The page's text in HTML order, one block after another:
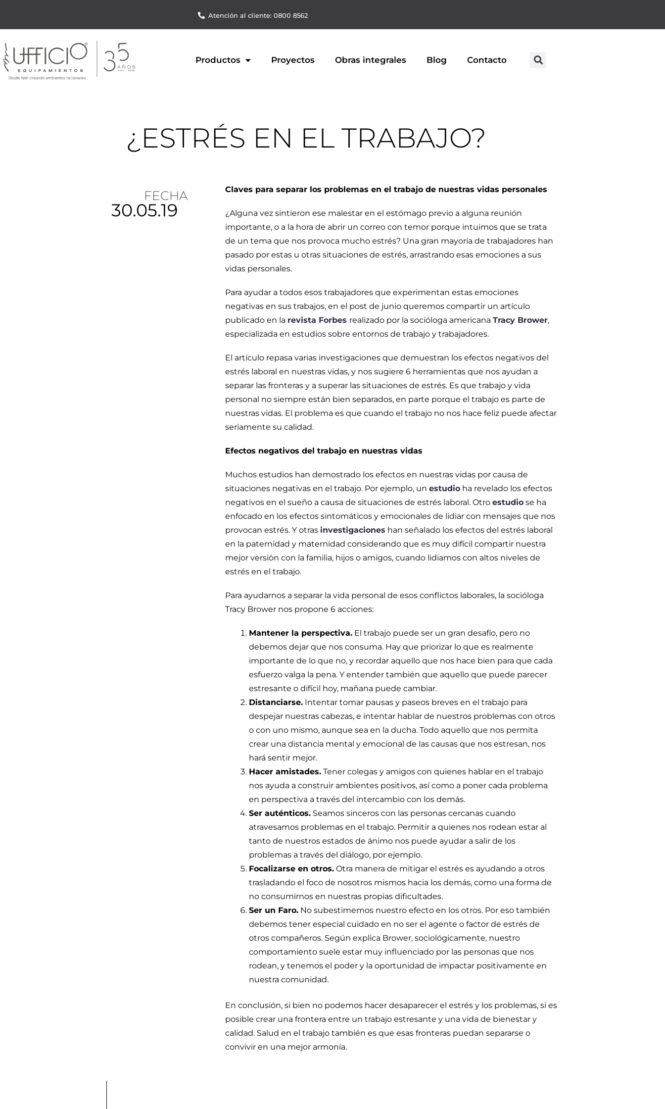
Atención al cliente: 0800 8562
Productos Proyectos Obras integrales Blog Contacto
¿ESTRÉS EN EL TRABAJO?
FECHA
30.05.19
Claves para separar los problemas en el trabajo de nuestras vidas personales
¿Alguna vez sintieron ese malestar en el estómago previo a alguna reunión
importante, o a la hora de abrir un correo con temor porque intuimos que se trata
de un tema que nos provoca mucho estrés? Una gran mayoría de trabajadores han
pasado por estas u otras situaciones de estrés, arrastrando esas emociones a sus
vidas personales.
Para ayudar a todos esos trabajadores que experimentan estas emociones
negativas en sus trabajos, en el post de junio queremos compartir un artículo
publicado en la revista Forbes realizado por la socióloga americanaTracy Brower,
especializada en estudios sobre entornos de trabajo y trabajadores.
El artículo repasa varias investigaciones que demuestran los efectos negativos del
estrés laboral en nuestras vidas, y nos sugiere 6 herramientas que nos ayudan a
separar las fronteras y a superar las situaciones de estrés. Es que trabajo y vida
personal no siempre están bien separados, en parte porque el trabajo es parte de
nuestras vidas. El problema es que cuando el trabajo no nos hace feliz puede afectar
seriamente su calidad.
Efectos negativos del trabajo en nuestras vidas
Muchos estudios han demostrado los efectos en nuestras vidas por causa de
situaciones negativas en el trabajo. Por ejemplo, unestudio ha revelado los efectos
negativos en el sueño a causa de situaciones de estrés laboral. Otroestudio se ha
enfocado en los efectos sintomáticos y emocionales de lidiar con mensajes que nos
provocan estrés. Y otras investigaciones han señalado los efectos del estrés laboral
en la paternidad y maternidad considerando que es muy difícil compartir nuestra
mejor versión con la familia, hijos o amigos, cuando lidiamos con altos niveles de
estrés en el trabajo.
Para ayudarnos a separar la vida personal de esos conflictos laborales, la socióloga
Tracy Brower nos propone 6 acciones:
Mantener la perspectiva. El trabajo puede ser un gran desafío, pero no
debemos dejar que nos consuma. Hay que priorizar lo que es realmente
importante de lo que no, y recordar aquello que nos hace bien para que cada
esfuerzo valga la pena. Y entender también que aquello que puede parecer
estresante o difícil hoy, mañana puede cambiar.
Distanciarse. Intentar tomar pausas y paseos breves en el trabajo para
despejar nuestras cabezas, e intentar hablar de nuestros problemas con otros
o con uno mismo, aunque sea en la ducha. Todo aquello que nos permita
crear una distancia mental y emocional de las causas que nos estresan, nos
hará sentir mejor.
Hacer amistades. Tener colegas y amigos con quienes hablar en el trabajo
nos ayuda a construir ambientes positivos, así como a poner cada problema
en perspectiva a través del intercambio con los demás.
Ser auténticos. Seamos sinceros con las personas cercanas cuando
atravesamos problemas en el trabajo. Permitir a quienes nos rodean estar al
tanto de nuestros estados de ánimo nos puede ayudar a salir de los
problemas a través del diálogo, por ejemplo.
Focalizarse en otros. Otra manera de mitigar el estrés es ayudando a otros
trasladando el foco de nosotros mismos hacia los demás, como una forma de
no consumirnos en nuestras propias dificultades.
Ser un Faro. No subestimemos nuestro efecto en los otros. Por eso también
debemos tener especial cuidado en no ser el agente o factor de estrés de
otros compañeros. Según explica Brower, sociológicamente, nuestro
comportamiento suele estar muy influenciado por las personas que nos
rodean, y tenemos el poder y la oportunidad de impactar positivamente en
nuestra comunidad.
En conclusión, si bien no podemos hacer desaparecer el estrés y los problemas, sí es
posible crear una frontera entre un trabajo estresante y una vida de bienestar y
calidad. Salud en el trabajo también es que esas fronteras puedan separarse o
convivir en una mejor armonía.